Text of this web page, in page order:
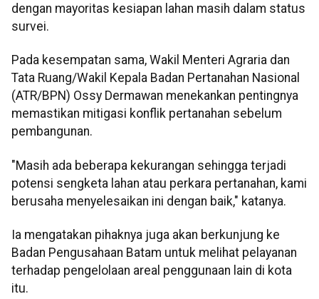
dengan mayoritas kesiapan lahan masih dalam status
survei.
Pada kesempatan sama, Wakil Menteri Agraria dan
Tata Ruang/Wakil Kepala Badan Pertanahan Nasional
(ATR/BPN) Ossy Dermawan menekankan pentingnya
memastikan mitigasi konflik pertanahan sebelum
pembangunan.
"Masih ada beberapa kekurangan sehingga terjadi
potensi sengketa lahan atau perkara pertanahan, kami
berusaha menyelesaikan ini dengan baik," katanya.
Ia mengatakan pihaknya juga akan berkunjung ke
Badan Pengusahaan Batam untuk melihat pelayanan
terhadap pengelolaan areal penggunaan lain di kota
itu.